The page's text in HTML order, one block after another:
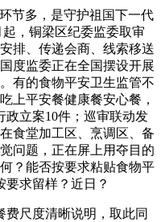
多，是守护祖国下一代
，铜梁区纪委监委取审
排、传递会商、线索移送
度监委正在全国摆设开展
有的食物平安卫生监管不
上平安餐健康餐安心餐，
政立案10件；巡审联动发
食堂加工区、烹调区、备
问题，正在屏上用夺目的
？能否按要求粘贴食物平
要求留样？近日？
尺度清晰说明，取此同